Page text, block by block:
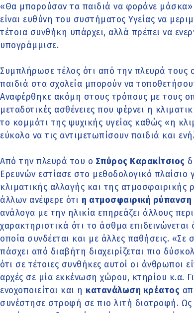
«Θα μπορούσαν τα παιδιά να φοράνε μάσκα»
είναι ευθύνη του συστήματος Υγείας να
τέτοια συνθήκη υπάρχει, αλλά πρέπει να
υπογράμμισε.
Συμπλήρωσε τέλος ότι από την πλευρά τους
παιδιά στα σχολεία μπορούν να
Αναφέρθηκε ακόμη στους τρόπους με τους
μεταδοτικές ασθένειες που φέρνει η
το κομμάτι της ψυχικής υγείας καθώς «η
εύκολο να τις αντιμετωπίσουν παιδιά και
Από την πλευρά του ο Σπύρος Καρακίτσιος
Ερευνών εστίασε στο μεθοδολογικό
κλιματικής αλλαγής και της
άλλων ανέφερε ότι η ατμοσφαιρική ρύπανση
ανάλογα με την ηλικία επηρεάζει άλλους
χαρακτηριστικά ότι το άσθμα
οποία συνδέεται και με άλλες παθήσεις.
πάσχει από διαβήτη διαχειρίζεται πιο
ότι σε τέτοιες συνθήκες αυτοί οι άνθρωποι
αρχές σε μία εκκένωση χώρου, κτηρίου κ.α.
ενοχοποιείται και η κατανάλωση κρέατος
συνέστησε στροφή σε πιο λιτή διατροφή.